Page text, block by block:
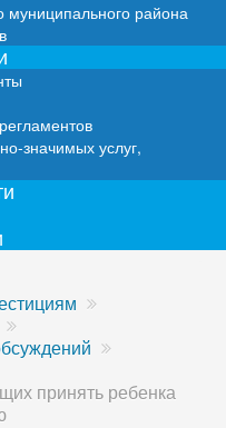
муниципального района
значимых услуг,
принять ребенка